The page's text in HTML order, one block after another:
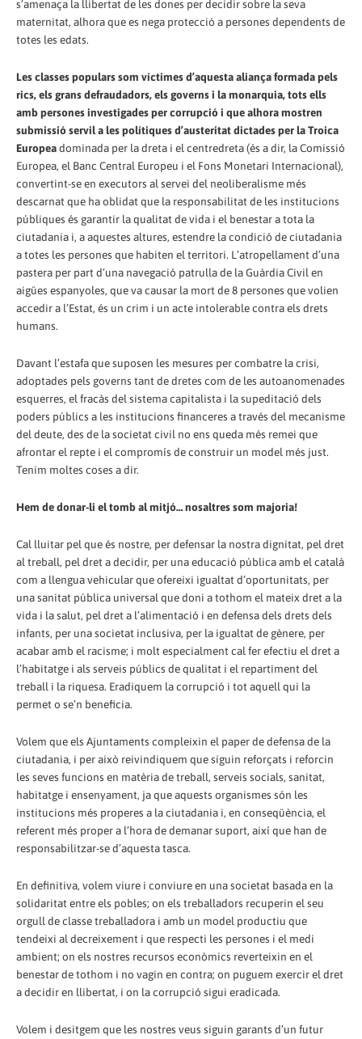
s’amenaça la llibertat de les dones per decidir sobre la seva
maternitat, alhora que es nega protecció a persones dependents de
totes les edats.
Les classes populars som víctimes d’aquesta aliança formada pels
rics, els grans defraudadors, els governs i la monarquia, tots ells
amb persones investigades per corrupció i que alhora mostren
submissió servil a les polítiques d’austeritat dictades per la Troica
Europeadominada per la dreta i el centredreta (és a dir, la Comissió
Europea, el Banc Central Europeu i el Fons Monetari Internacional),
convertint-se en executors al servei del neoliberalisme més
descarnat que ha oblidat que la responsabilitat de les institucions
públiques és garantir la qualitat de vida i el benestar a tota la
ciutadania i, a aquestes altures, estendre la condició de ciutadania
a totes les persones que habiten el territori. L’atropellament d’una
pastera per part d’una navegació patrulla de la Guàrdia Civil en
aigües espanyoles, que va causar la mort de 8 persones que volien
accedir a l’Estat, és un crim i un acte intolerable contra els drets
humans.
Davant l’estafa que suposen les mesures per combatre la crisi,
adoptades pels governs tant de dretes com de les autoanomenades
esquerres, el fracàs del sistema capitalista i la supeditació dels
poders públics a les institucions financeres a través del mecanisme
del deute, des de la societat civil no ens queda més remei que
afrontar el repte i el compromís de construir un model més just.
Tenim moltes coses a dir.
Hem de donar-li el tomb al mitjó… nosaltres som majoria!
Cal lluitar pel que és nostre, per defensar la nostra dignitat, pel dret
al treball, pel dret a decidir, per una educació pública amb el català
com a llengua vehicular que ofereixi igualtat d’oportunitats, per
una sanitat pública universal que doni a tothom el mateix dret a la
vida i la salut, pel dret a l’alimentació i en defensa dels drets dels
infants, per una societat inclusiva, per la igualtat de gènere, per
acabar amb el racisme; i molt especialment cal fer efectiu el dret a
l’habitatge i als serveis públics de qualitat i el repartiment del
treball i la riquesa. Eradiquem la corrupció i tot aquell qui la
permet o se’n beneficia.
Volem que els Ajuntaments compleixin el paper de defensa de la
ciutadania, i per això reivindiquem que siguin reforçats i reforcin
les seves funcions en matèria de treball, serveis socials, sanitat,
habitatge i ensenyament, ja que aquests organismes són les
institucions més properes a la ciutadania i, en conseqüència, el
referent més proper a l’hora de demanar suport, així que han de
responsabilitzar-se d’aquesta tasca.
En definitiva, volem viure i conviure en una societat basada en la
solidaritat entre els pobles; on els treballadors recuperin el seu
orgull de classe treballadora i amb un model productiu que
tendeixi al decreixement i que respecti les persones i el medi
ambient; on els nostres recursos econòmics reverteixin en el
benestar de tothom i no vagin en contra; on puguem exercir el dret
a decidir en llibertat, i on la corrupció sigui eradicada.
Volem i desitgem que les nostres veus siguin garants d’un futur